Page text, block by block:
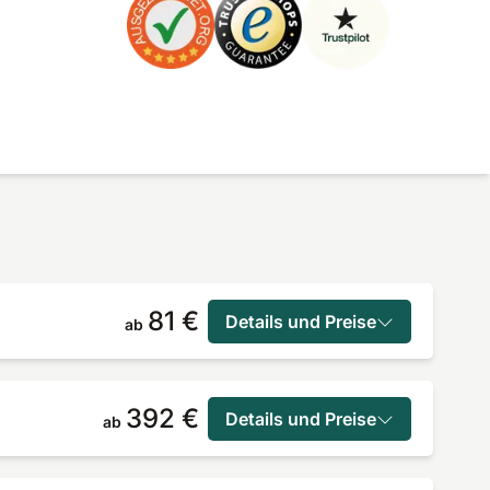
ab 81 € Details und Preise
ab 392 € Details und Preise